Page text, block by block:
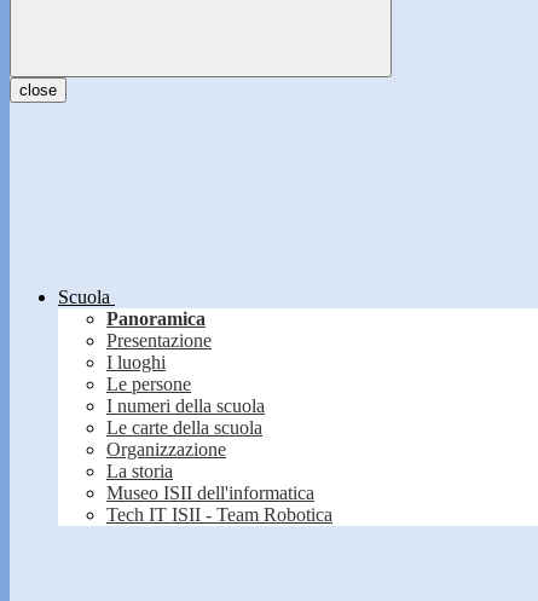
close
Scuola
Panoramica
Presentazione
I luoghi
Le persone
I numeri della scuola
Le carte della scuola
Organizzazione
La storia
Museo ISII dell'informatica
Tech IT ISII - Team Robotica